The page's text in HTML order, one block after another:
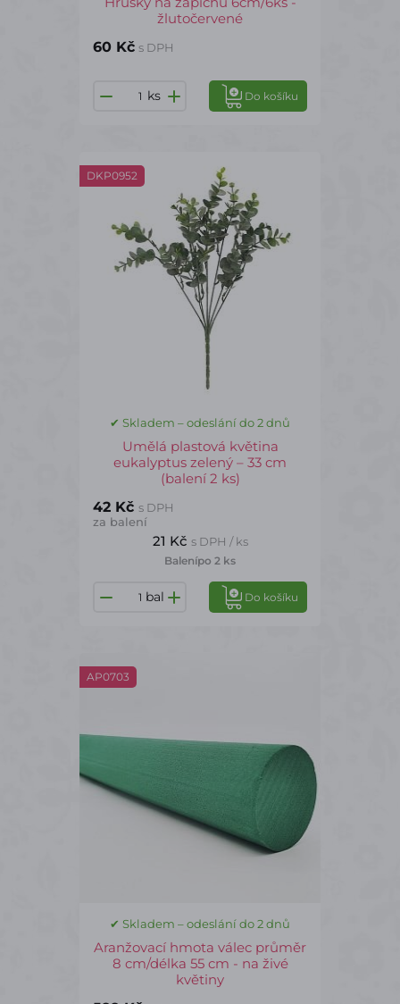
žlutočervené
60 Kč s DPH
ks Do košíku
DKP0952
✔ Skladem – odeslání do 2 dnů
Umělá plastová květina
eukalyptus zelený – 33 cm
(balení 2 ks)
42 Kč s DPH
za balení
21 Kč s DPH / ks
Balenípo 2 ks
bal Do košíku
AP0703
✔ Skladem – odeslání do 2 dnů
Aranžovací hmota válec průměr
8 cm/délka 55 cm - na živé
květiny